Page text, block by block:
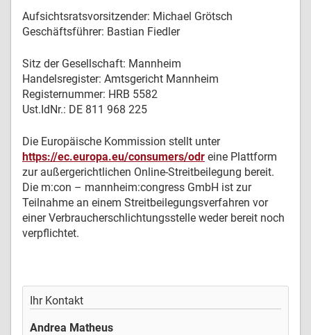
Ihr Kontakt
Andrea Matheus
Aufsichtsratsvorsitzender: Michael Grötsch
Geschäftsführer: Bastian Fiedler
Sitz der Gesellschaft: Mannheim
Handelsregister: Amtsgericht Mannheim
Registernummer: HRB 5582
Ust.IdNr.: DE 811 968 225
Die Europäische Kommission stellt unter
https://ec.europa.eu/consumers/odr eine Plattform
zur außergerichtlichen Online-Streitbeilegung bereit.
Die m:con – mannheim:congress GmbH ist zur
Teilnahme an einem Streitbeilegungsverfahren vor
einer Verbraucherschlichtungsstelle weder bereit noch
verpflichtet.